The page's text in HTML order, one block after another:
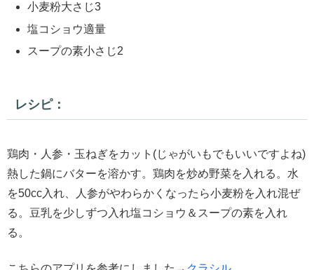
小麦粉大さじ3
塩コショウ適量
スープの素小さじ2
レシピ：
鶏肉・人参・玉ねぎをカット(じゃがいもでもいいですよね)
熱した鍋にバターを溶かす。鶏肉を炒め野菜を入れる。水
を50cc入れ、人参がやわらかくなったら小麦粉を入れ混ぜ
る。豆乳を少しずつ入れ塩コショウ＆スープの素を入れ
る。